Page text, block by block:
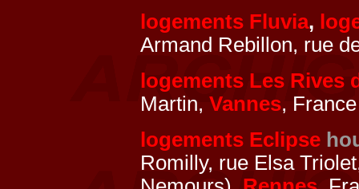
logements Fluvia,
Armand Rebillon, rue
logements Les Rives
Martin, Vannes, France
logements Eclipse
Romilly, rue Elsa